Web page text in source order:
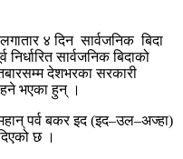
४ दिन सार्वजनिक बिदा
सार्वजनिक बिदाको
देशभरका सरकारी
भएका हुन् ।
पर्व बकर इद (इद–उल–अज्हा)
छ ।